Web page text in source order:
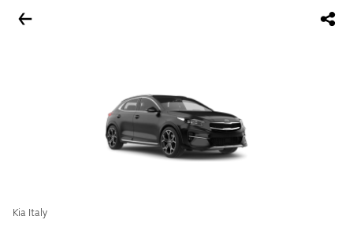
Kia Italy